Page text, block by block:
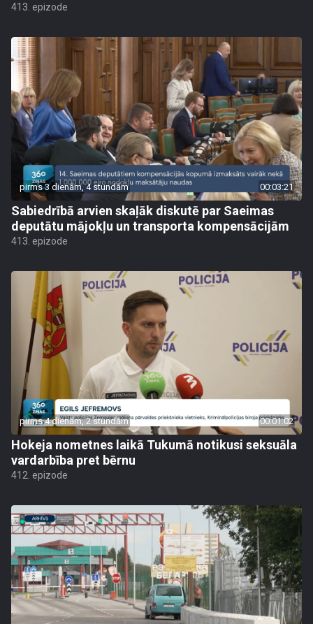
413. epizode
pirms 3 dienām, 4 stundām 00:03:21
Sabiedrībā arvien skaļāk diskutē par Saeimas
deputātu mājokļu un transporta kompensācijām
413. epizode
pirms 4 dienām, 2 stundām 00:01:02
Hokeja nometnes laikā Tukumā notikusi seksuāla
vardarbība pret bērnu
412. epizode